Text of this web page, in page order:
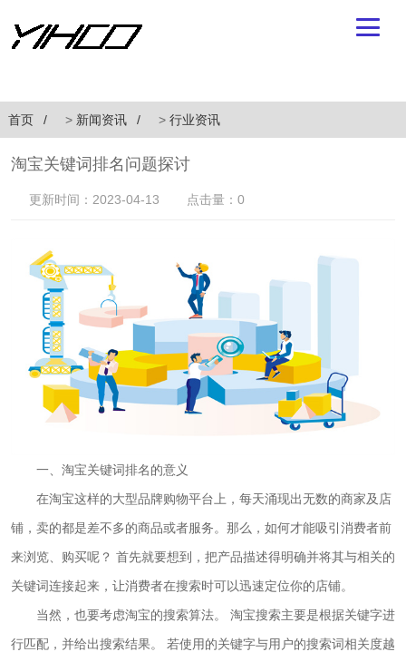
首页 > 新闻资讯 > 行业资讯
淘宝关键词排名问题探讨
更新时间：2023-04-13 点击量：0
一、淘宝关键词排名的意义
在淘宝这样的大型品牌购物平台上，每天涌现出无数的商家及店
铺，卖的都是差不多的商品或者服务。那么，如何才能吸引消费者前
来浏览、购买呢？ 首先就要想到，把产品描述得明确并将其与相关的
关键词连接起来，让消费者在搜索时可以迅速定位你的店铺。
当然，也要考虑淘宝的搜索算法。 淘宝搜索主要是根据关键字进
行匹配，并给出搜索结果。 若使用的关键字与用户的搜索词相关度越